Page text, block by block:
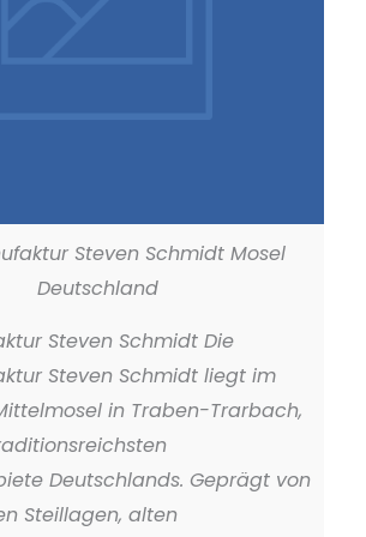
Steven Schmidt Mosel
Deutschland
Steven Schmidt Die
Steven Schmidt liegt im
in Traben-Trarbach,
Deutschlands. Geprägt von
Steillagen, alten